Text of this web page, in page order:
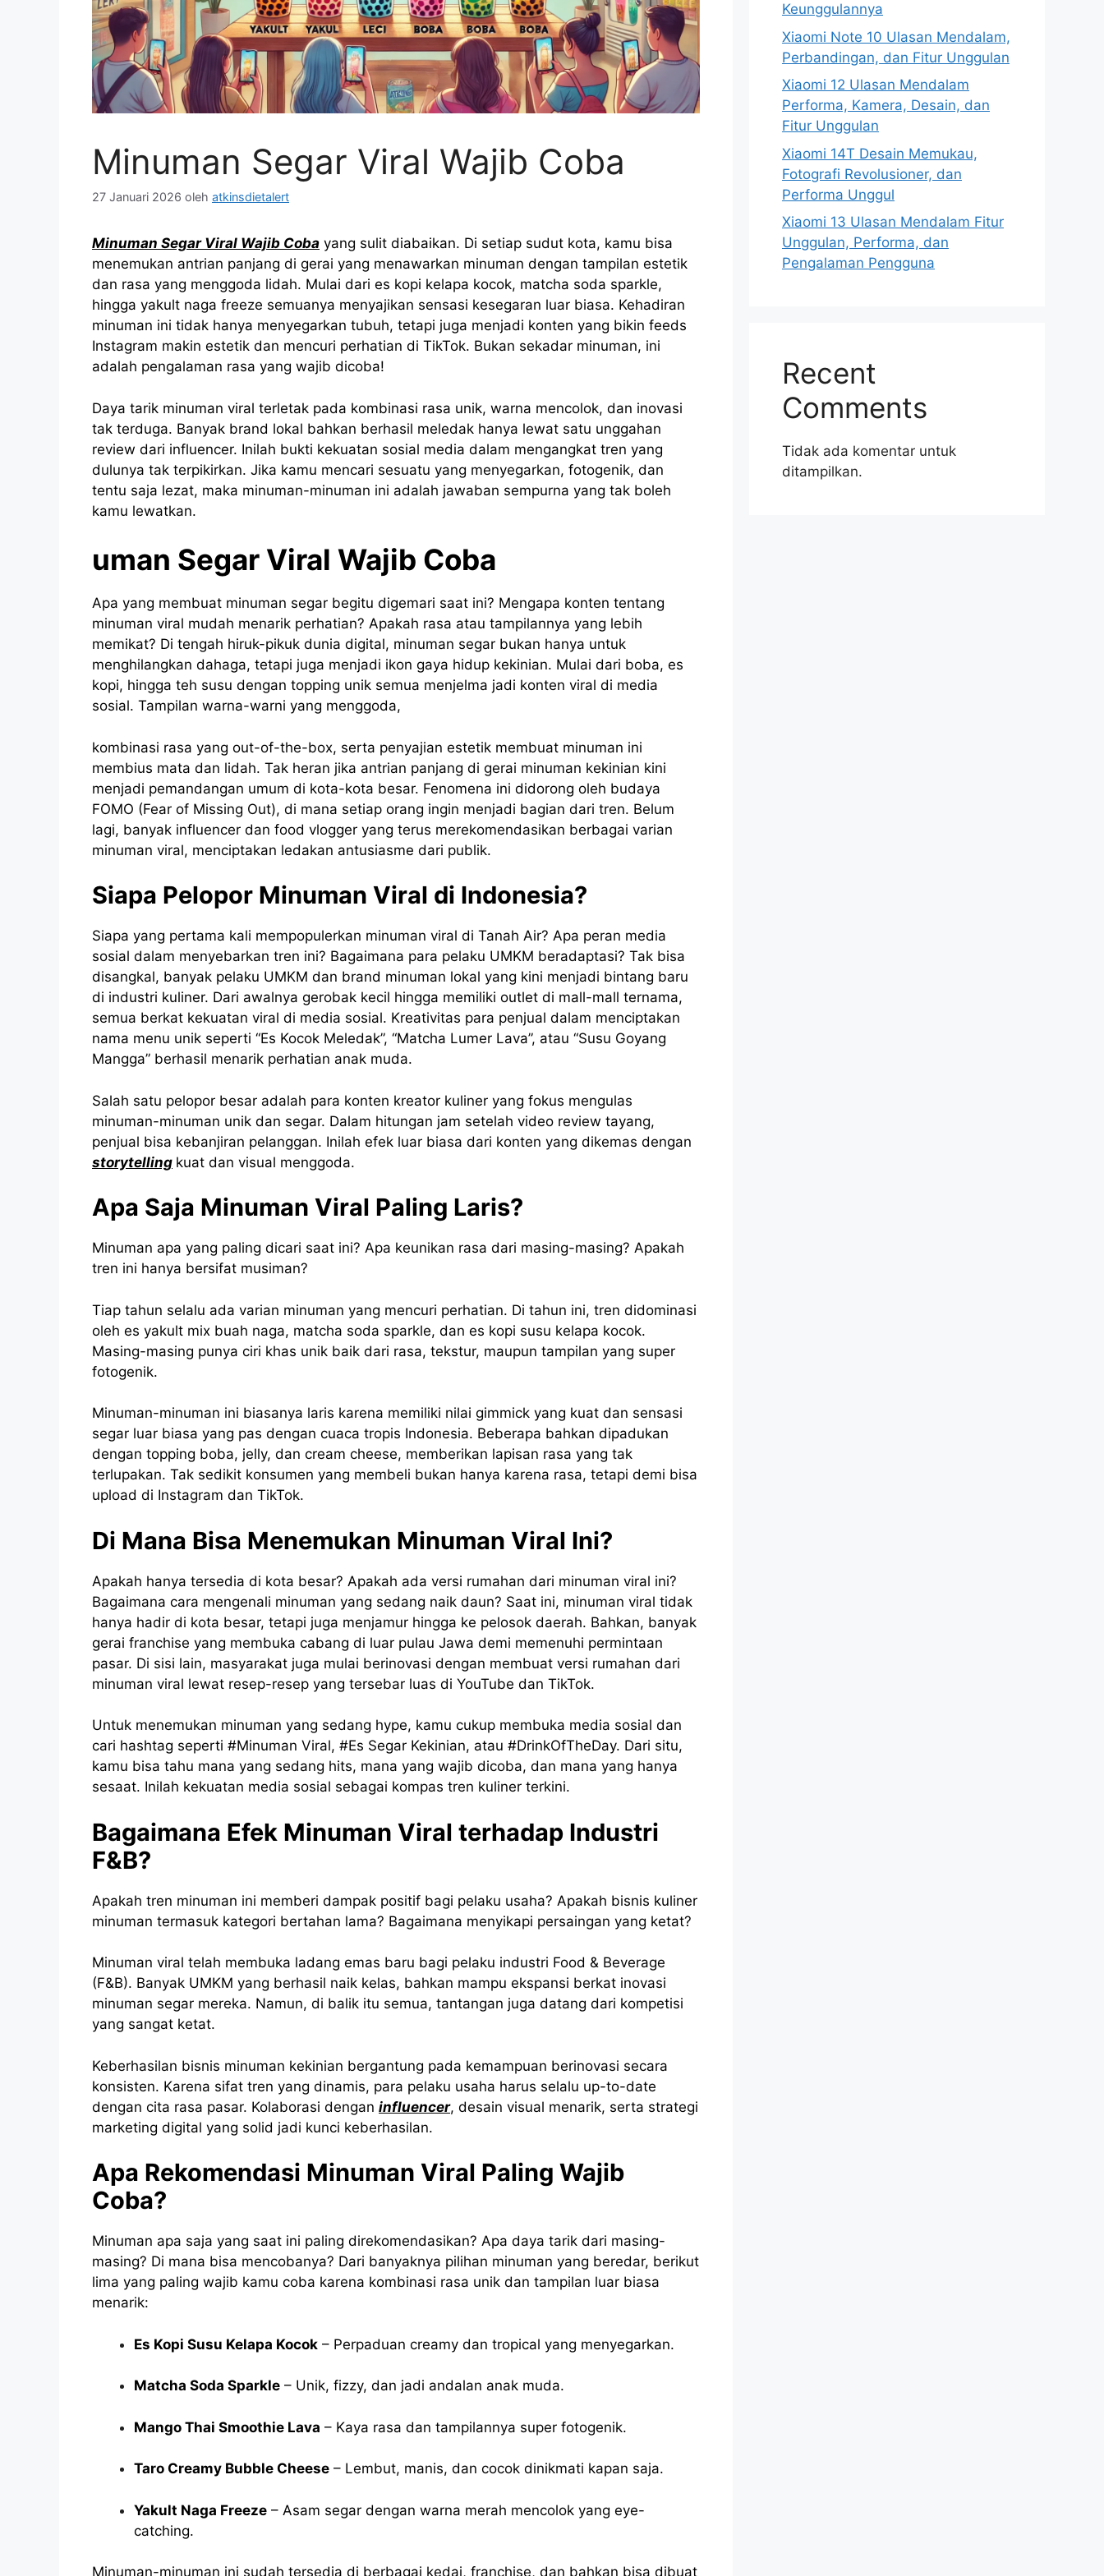
Minuman Segar Viral Wajib Coba
27 Januari 2026 oleh atkinsdietalert
Minuman Segar Viral Wajib Coba yang sulit diabaikan. Di setiap sudut kota, kamu bisa
menemukan antrian panjang di gerai yang menawarkan minuman dengan tampilan estetik
dan rasa yang menggoda lidah. Mulai dari es kopi kelapa kocok, matcha soda sparkle,
hingga yakult naga freeze semuanya menyajikan sensasi kesegaran luar biasa. Kehadiran
minuman ini tidak hanya menyegarkan tubuh, tetapi juga menjadi konten yang bikin feeds
Instagram makin estetik dan mencuri perhatian di TikTok. Bukan sekadar minuman, ini
adalah pengalaman rasa yang wajib dicoba!
Daya tarik minuman viral terletak pada kombinasi rasa unik, warna mencolok, dan inovasi
tak terduga. Banyak brand lokal bahkan berhasil meledak hanya lewat satu unggahan
review dari influencer. Inilah bukti kekuatan sosial media dalam mengangkat tren yang
dulunya tak terpikirkan. Jika kamu mencari sesuatu yang menyegarkan, fotogenik, dan
tentu saja lezat, maka minuman-minuman ini adalah jawaban sempurna yang tak boleh
kamu lewatkan.
uman Segar Viral Wajib Coba
Apa yang membuat minuman segar begitu digemari saat ini? Mengapa konten tentang
minuman viral mudah menarik perhatian? Apakah rasa atau tampilannya yang lebih
memikat? Di tengah hiruk-pikuk dunia digital, minuman segar bukan hanya untuk
menghilangkan dahaga, tetapi juga menjadi ikon gaya hidup kekinian. Mulai dari boba, es
kopi, hingga teh susu dengan topping unik semua menjelma jadi konten viral di media
sosial. Tampilan warna-warni yang menggoda,
kombinasi rasa yang out-of-the-box, serta penyajian estetik membuat minuman ini
membius mata dan lidah. Tak heran jika antrian panjang di gerai minuman kekinian kini
menjadi pemandangan umum di kota-kota besar. Fenomena ini didorong oleh budaya
FOMO (Fear of Missing Out), di mana setiap orang ingin menjadi bagian dari tren. Belum
lagi, banyak influencer dan food vlogger yang terus merekomendasikan berbagai varian
minuman viral, menciptakan ledakan antusiasme dari publik.
Siapa Pelopor Minuman Viral di Indonesia?
Siapa yang pertama kali mempopulerkan minuman viral di Tanah Air? Apa peran media
sosial dalam menyebarkan tren ini? Bagaimana para pelaku UMKM beradaptasi? Tak bisa
disangkal, banyak pelaku UMKM dan brand minuman lokal yang kini menjadi bintang baru
di industri kuliner. Dari awalnya gerobak kecil hingga memiliki outlet di mall-mall ternama,
semua berkat kekuatan viral di media sosial. Kreativitas para penjual dalam menciptakan
nama menu unik seperti “Es Kocok Meledak”, “Matcha Lumer Lava”, atau “Susu Goyang
Mangga” berhasil menarik perhatian anak muda.
Salah satu pelopor besar adalah para konten kreator kuliner yang fokus mengulas
minuman-minuman unik dan segar. Dalam hitungan jam setelah video review tayang,
penjual bisa kebanjiran pelanggan. Inilah efek luar biasa dari konten yang dikemas dengan
storytelling kuat dan visual menggoda.
Apa Saja Minuman Viral Paling Laris?
Minuman apa yang paling dicari saat ini? Apa keunikan rasa dari masing-masing? Apakah
tren ini hanya bersifat musiman?
Tiap tahun selalu ada varian minuman yang mencuri perhatian. Di tahun ini, tren didominasi
oleh es yakult mix buah naga, matcha soda sparkle, dan es kopi susu kelapa kocok.
Masing-masing punya ciri khas unik baik dari rasa, tekstur, maupun tampilan yang super
fotogenik.
Minuman-minuman ini biasanya laris karena memiliki nilai gimmick yang kuat dan sensasi
segar luar biasa yang pas dengan cuaca tropis Indonesia. Beberapa bahkan dipadukan
dengan topping boba, jelly, dan cream cheese, memberikan lapisan rasa yang tak
terlupakan. Tak sedikit konsumen yang membeli bukan hanya karena rasa, tetapi demi bisa
upload di Instagram dan TikTok.
Di Mana Bisa Menemukan Minuman Viral Ini?
Apakah hanya tersedia di kota besar? Apakah ada versi rumahan dari minuman viral ini?
Bagaimana cara mengenali minuman yang sedang naik daun? Saat ini, minuman viral tidak
hanya hadir di kota besar, tetapi juga menjamur hingga ke pelosok daerah. Bahkan, banyak
gerai franchise yang membuka cabang di luar pulau Jawa demi memenuhi permintaan
pasar. Di sisi lain, masyarakat juga mulai berinovasi dengan membuat versi rumahan dari
minuman viral lewat resep-resep yang tersebar luas di YouTube dan TikTok.
Untuk menemukan minuman yang sedang hype, kamu cukup membuka media sosial dan
cari hashtag seperti #Minuman Viral, #Es Segar Kekinian, atau #DrinkOfTheDay. Dari situ,
kamu bisa tahu mana yang sedang hits, mana yang wajib dicoba, dan mana yang hanya
sesaat. Inilah kekuatan media sosial sebagai kompas tren kuliner terkini.
Bagaimana Efek Minuman Viral terhadap Industri
F&B?
Apakah tren minuman ini memberi dampak positif bagi pelaku usaha? Apakah bisnis kuliner
minuman termasuk kategori bertahan lama? Bagaimana menyikapi persaingan yang ketat?
Minuman viral telah membuka ladang emas baru bagi pelaku industri Food & Beverage
(F&B). Banyak UMKM yang berhasil naik kelas, bahkan mampu ekspansi berkat inovasi
minuman segar mereka. Namun, di balik itu semua, tantangan juga datang dari kompetisi
yang sangat ketat.
Keberhasilan bisnis minuman kekinian bergantung pada kemampuan berinovasi secara
konsisten. Karena sifat tren yang dinamis, para pelaku usaha harus selalu up-to-date
dengan cita rasa pasar. Kolaborasi dengan influencer, desain visual menarik, serta strategi
marketing digital yang solid jadi kunci keberhasilan.
Apa Rekomendasi Minuman Viral Paling Wajib
Coba?
Minuman apa saja yang saat ini paling direkomendasikan? Apa daya tarik dari masing-
masing? Di mana bisa mencobanya? Dari banyaknya pilihan minuman yang beredar, berikut
lima yang paling wajib kamu coba karena kombinasi rasa unik dan tampilan luar biasa
menarik:
Es Kopi Susu Kelapa Kocok – Perpaduan creamy dan tropical yang menyegarkan.
Matcha Soda Sparkle – Unik, fizzy, dan jadi andalan anak muda.
Mango Thai Smoothie Lava – Kaya rasa dan tampilannya super fotogenik.
Taro Creamy Bubble Cheese – Lembut, manis, dan cocok dinikmati kapan saja.
Yakult Naga Freeze – Asam segar dengan warna merah mencolok yang eye-
catching.
Minuman-minuman ini sudah tersedia di berbagai kedai, franchise, dan bahkan bisa dibuat
Keunggulannya
Xiaomi Note 10 Ulasan Mendalam,
Perbandingan, dan Fitur Unggulan
Xiaomi 12 Ulasan Mendalam
Performa, Kamera, Desain, dan
Fitur Unggulan
Xiaomi 14T Desain Memukau,
Fotografi Revolusioner, dan
Performa Unggul
Xiaomi 13 Ulasan Mendalam Fitur
Unggulan, Performa, dan
Pengalaman Pengguna
Recent
Comments
Tidak ada komentar untuk
ditampilkan.